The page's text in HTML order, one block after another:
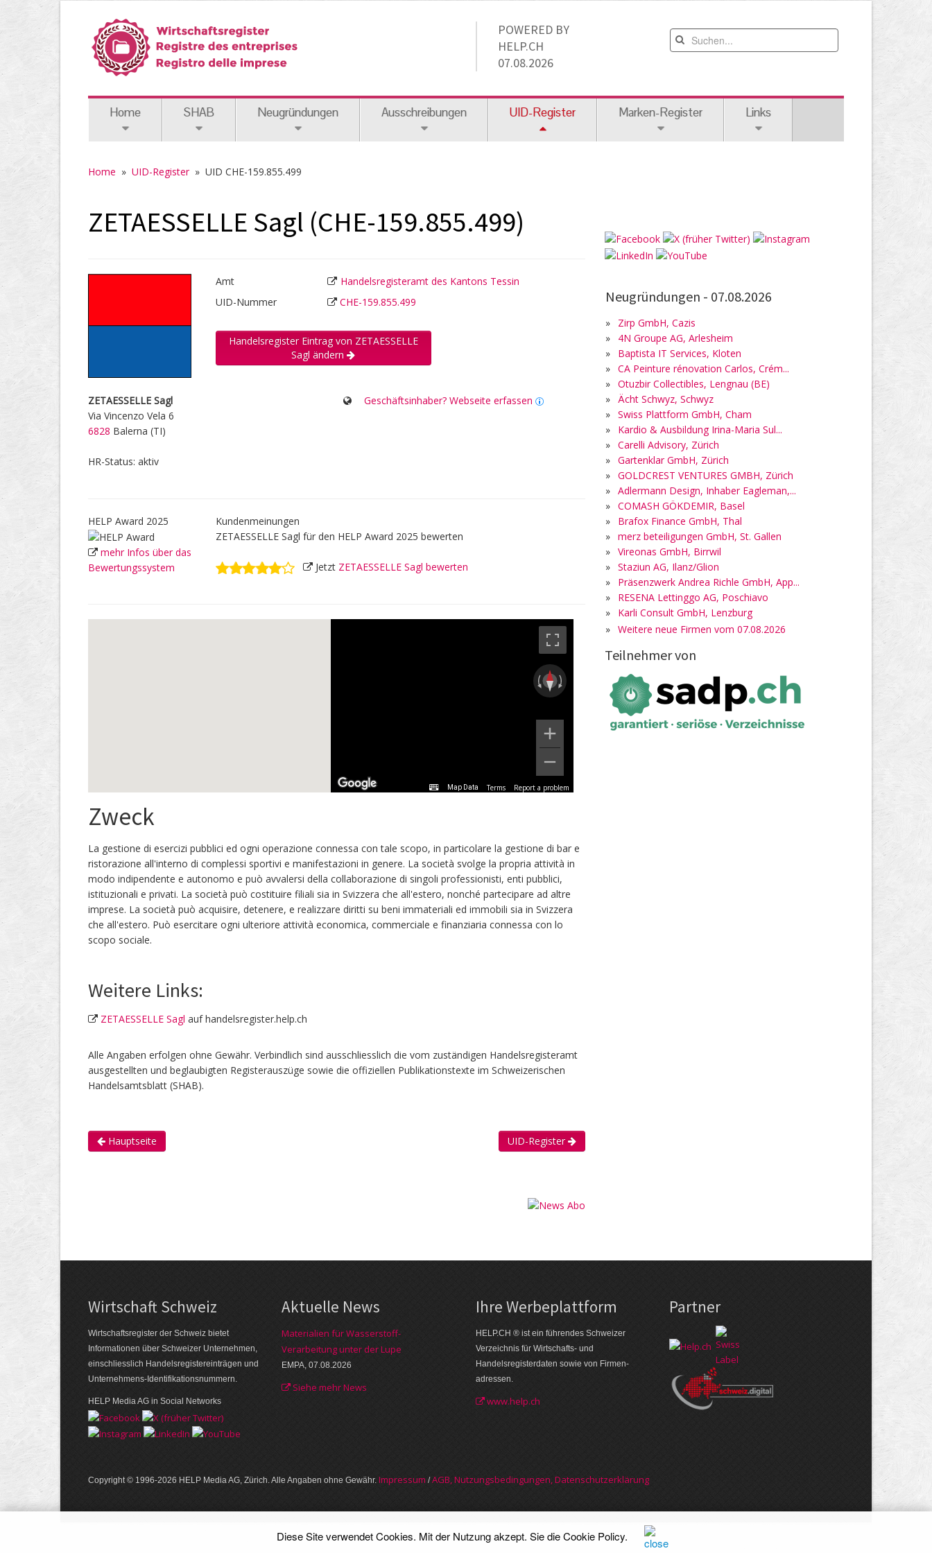
POWERED BY
HELP.CH
07.08.2026
Home SHAB Neugründungen Ausschreibungen UID-Register Marken-Register Links
Home » UID-Register» UID CHE-159.855.499
ZETAESSELLE Sagl (CHE-159.855.499)
Amt
Handelsregisteramt des Kantons Tessin
UID-Nummer
CHE-159.855.499
Handelsregister Eintrag von ZETAESSELLE
Sagl ändern
ZETAESSELLE Sagl
Via Vincenzo Vela 6
6828 Balerna (TI)
HR-Status: aktiv
Geschäftsinhaber? Webseite erfassen
HELP Award 2025
mehr Infos über das
Bewertungssystem
Kundenmeinungen
ZETAESSELLE Sagl für den HELP Award 2025 bewerten
Jetzt ZETAESSELLE Sagl bewerten
Map Data Terms Report a problem
Zweck
La gestione di esercizi pubblici ed ogni operazione connessa con tale scopo, in particolare la gestione di bar e
ristorazione all'interno di complessi sportivi e manifestazioni in genere. La società svolge la propria attività in
modo indipendente e autonomo e può avvalersi della collaborazione di singoli professionisti, enti pubblici,
istituzionali e privati. La società può costituire filiali sia in Svizzera che all'estero, nonché partecipare ad altre
imprese. La società può acquisire, detenere, e realizzare diritti su beni immateriali ed immobili sia in Svizzera
che all'estero. Può esercitare ogni ulteriore attività economica, commerciale e finanziaria connessa con lo
scopo sociale.
Weitere Links:
ZETAESSELLE Sagl auf handelsregister.help.ch
Alle Angaben erfolgen ohne Gewähr. Verbindlich sind ausschliesslich die vom zuständigen Handelsregisteramt
ausgestellten und beglaubigten Registerauszüge sowie die offiziellen Publikationstexte im Schweizerischen
Handelsamtsblatt (SHAB).
Hauptseite UID-Register
Neugründungen - 07.08.2026
»
Zirp GmbH, Cazis
»
4N Groupe AG, Arlesheim
»
Baptista IT Services, Kloten
» CA Peinture rénovation Carlos, Crém...
» Otuzbir Collectibles, Lengnau (BE)
»
Ächt Schwyz, Schwyz
» Swiss Plattform GmbH, Cham
»
Kardio & Ausbildung Irina-Maria Sul...
» Carelli Advisory, Zürich
» Gartenklar GmbH, Zürich
» GOLDCREST VENTURES GMBH, Zürich
» Adlermann Design, Inhaber Eagleman,...
» COMASH GÖKDEMIR, Basel
»
Brafox Finance GmbH, Thal
» merz beteiligungen GmbH, St. Gallen
» Vireonas GmbH, Birrwil
» Staziun AG, Ilanz/Glion
»
Präsenzwerk Andrea Richle GmbH, App...
»
RESENA Lettinggo AG, Poschiavo
»
Karli Consult GmbH, Lenzburg
» Weitere neue Firmen vom 07.08.2026
Teilnehmer von
Wirtschaft Schweiz
Wirtschaftsregister der Schweiz bietet
Informationen über Schweizer Unternehmen,
einschliesslich Handelsregistereinträgen und
Unternehmens-Identifikationsnummern.
HELP Media AG in Social Networks
Aktuelle News
Materialien für Wasserstoff-
Verarbeitung unter der Lupe
EMPA, 07.08.2026
Siehe mehr News
Ihre Werbe­plattform
HELP.CH ® ist ein führendes Schweizer
Verzeichnis für Wirtschafts- und
Handelsregisterdaten sowie von Firmen­
adressen.
www.help.ch
Partner
Copyright © 1996-2026 HELP Media AG, Zürich. Alle Angaben ohne Gewähr. Im­pres­sum /AGB, Nut­zungs­bedin­gungen, Daten­schutz­er­klärung
Diese Site verwendet Cookies. Mit der Nutzung akzept. Sie dieCookie Policy.